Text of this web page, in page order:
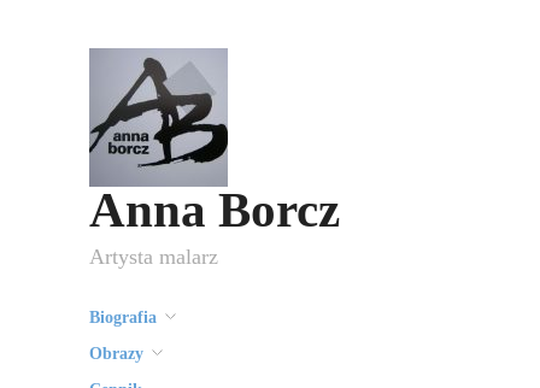
Anna Borcz
Artysta malarz
Biografia
Obrazy